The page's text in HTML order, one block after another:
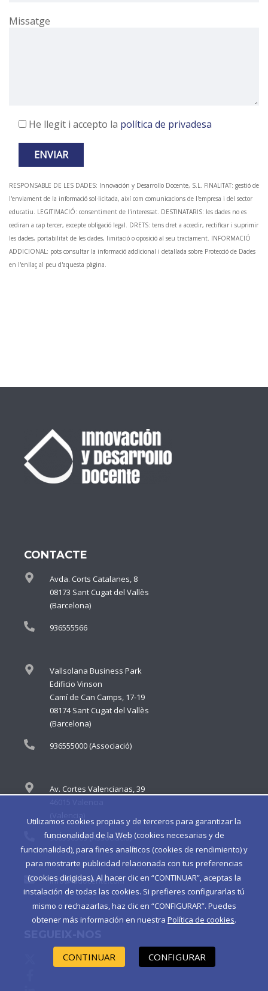
Missatge
He llegit i accepto la política de privadesa
RESPONSABLE DE LES DADES: Innovación y Desarrollo Docente, S.L. FINALITAT: gestió de
l'enviament de la informació sol·licitada, així com comunicacions de l'empresa i del sector
educatiu. LEGITIMACIÓ: consentiment de l'interessat. DESTINATARIS: les dades no es
cediran a cap tercer, excepte obligació legal. DRETS: tens dret a accedir, rectificar i suprimir
les dades, portabilitat de les dades, limitació o oposició al seu tractament. INFORMACIÓ
ADDICIONAL: pots consultar la informació addicional i detallada sobre Protecció de Dades
en l'enllaç al peu d'aquesta pàgina.
CONTACTE
Avda. Corts Catalanes, 8
08173 Sant Cugat del Vallès
(Barcelona)
936555566
Vallsolana Business Park
Edificio Vinson
Camí de Can Camps, 17-19
08174 Sant Cugat del Vallès
(Barcelona)
936555000 (Associació)
Av. Cortes Valencianas, 39
960590509 (Associació)
info@iddocente.com
X de idDOCENTE
Utilizamos cookies propias y de terceros para garantizar la
funcionalidad de la Web (cookies necesarias y de
funcionalidad), para fines analíticos (cookies de rendimiento) y
para mostrarte publicidad relacionada con tus preferencias
(cookies dirigidas). Al hacer clic en “CONTINUAR”, aceptas la
instalación de todas las cookies. Si prefieres configurarlas tú
mismo o rechazarlas, haz clic en “CONFIGURAR”. Puedes
obtener más información en nuestra Política de cookies.
CONTINUAR CONFIGURAR